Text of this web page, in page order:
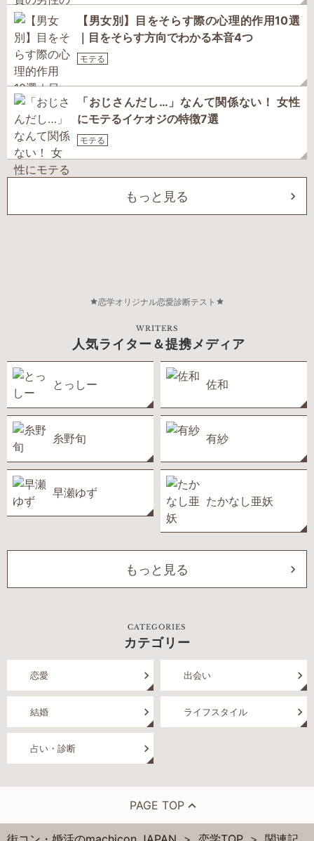
【男女別】目をそらす際の心理的作用10選
｜目をそらす方向でわかる本音4つ
モテる
「おじさんだし…」なんて関係ない！ 女性
にモテるイケオジの特徴7選
モテる
もっと見る
恋学オリジナル恋愛診断テスト
WRITERS
人気ライター＆提携メディア
とっしー 佐和
糸野旬 有紗
早瀬ゆず
たかなし亜妖
もっと見る
CATEGORIES
カテゴリー
恋愛 出会い
結婚 ライフスタイル
占い・診断
PAGE TOP